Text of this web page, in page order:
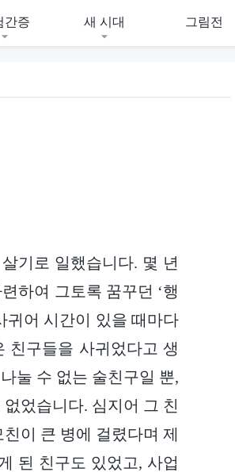
간증 새 시대 그림전
기로 일했습니다. 몇 년
하여 그토록 꿈꾸던 ‘행
귀어 시간이 있을 때마다
친구들을 사귀었다고 생
눌 수 없는 술친구일 뿐,
었습니다. 심지어 그 친
이 큰 병에 걸렸다며 제
된 친구도 있었고, 사업